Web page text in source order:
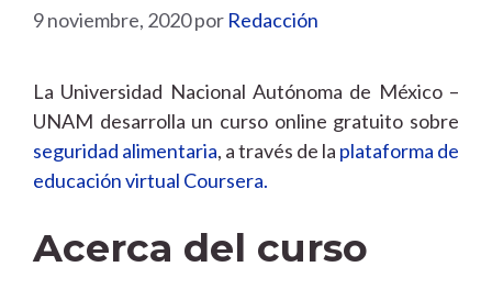
9 noviembre, 2020por Redacción
La Universidad Nacional Autónoma de México –
UNAM desarrolla un curso online gratuito sobre
seguridad alimentaria, a través de la plataforma de
educación virtual Coursera.
Acerca del curso